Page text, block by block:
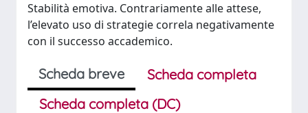
Stabilità emotiva. Contrariamente alle attese,
l’elevato uso di strategie correla negativamente
con il successo accademico.
Scheda breve
Scheda completa
Scheda completa (DC)